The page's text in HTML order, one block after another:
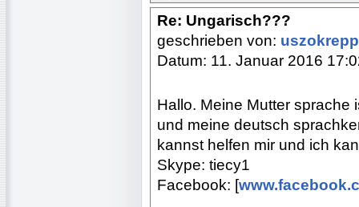
Re: Ungarisch???
geschrieben von:
Datum: 11. Januar 2016
Hallo. Meine Mutter sprache
und meine deutsch
kannst helfen mir und ich
Skype: tiecy1
Facebook: [